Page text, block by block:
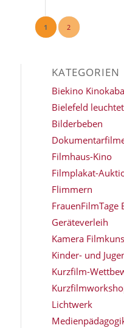
1 2
KATEGORIEN
Biekino
Bielefeld
Bilderbeben
Filmhaus-Kino
Filmplakat-
Flimmern
FrauenFilmTage
Geräteverleih
Kamera
Kinder- und
Kurzfilm-
Lichtwerk